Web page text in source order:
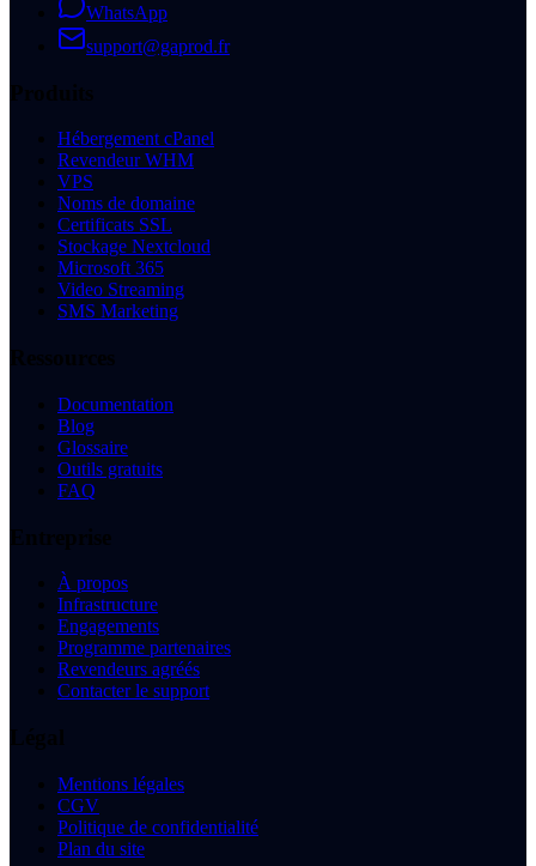
WhatsApp
support@gaprod.fr
Hébergement cPanel
Revendeur WHM
VPS
Noms de domaine
Certificats SSL
Stockage Nextcloud
Microsoft 365
Video Streaming
SMS Marketing
Documentation
Blog
Glossaire
Outils gratuits
FAQ
À propos
Infrastructure
Engagements
Programme partenaires
Revendeurs agréés
Contacter le support
Mentions légales
CGV
Politique de confidentialité
Plan du site